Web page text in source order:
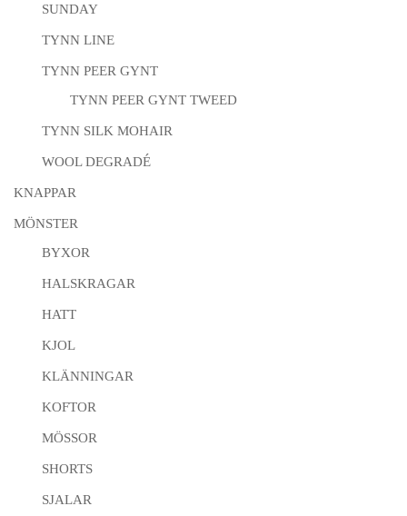
SUNDAY
TYNN LINE
TYNN PEER GYNT
TYNN PEER GYNT TWEED
TYNN SILK MOHAIR
WOOL DEGRADÉ
KNAPPAR
MÖNSTER
BYXOR
HALSKRAGAR
HATT
KJOL
KLÄNNINGAR
KOFTOR
MÖSSOR
SHORTS
SJALAR